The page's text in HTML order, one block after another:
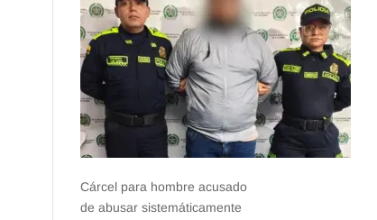
Cárcel para hombre acusado
de abusar sistemáticamente